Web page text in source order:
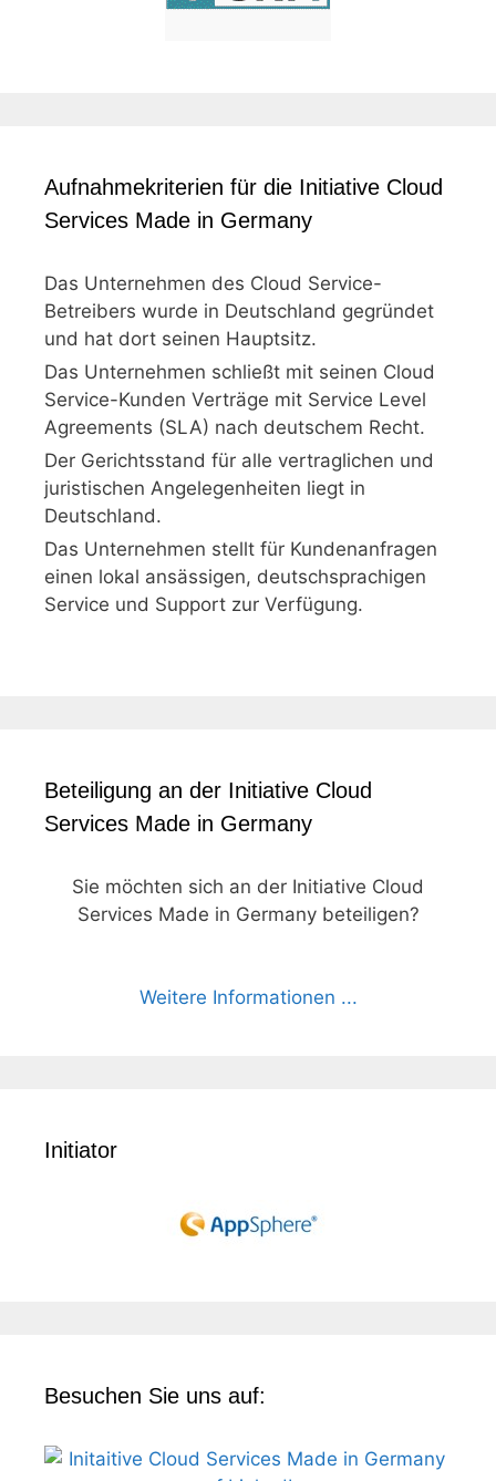
Aufnahmekriterien für die Initiative Cloud
Services Made in Germany
Das Unternehmen des Cloud Service-
Betreibers wurde in Deutschland gegründet
und hat dort seinen Hauptsitz.
Das Unternehmen schließt mit seinen Cloud
Service-Kunden Verträge mit Service Level
Agreements (SLA) nach deutschem Recht.
Der Gerichtsstand für alle vertraglichen und
juristischen Angelegenheiten liegt in
Deutschland.
Das Unternehmen stellt für Kundenanfragen
einen lokal ansässigen, deutschsprachigen
Service und Support zur Verfügung.
Beteiligung an der Initiative Cloud
Services Made in Germany
Sie möchten sich an der Initiative Cloud
Services Made in Germany beteiligen?
Weitere Informationen ...
Initiator
Besuchen Sie uns auf: